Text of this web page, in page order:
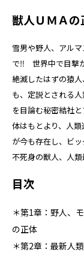
獣人ＵＭＡ
雪男や野人、アル
で‼ 世界中で目撃
絶滅したはずの猿
も、定説とされる
を目論む秘密結社
体はもとより、人
が今も存在し、ビ
不死身の獣人、人
目次
＊第1章：野人、
の正体
＊第2章：最新人